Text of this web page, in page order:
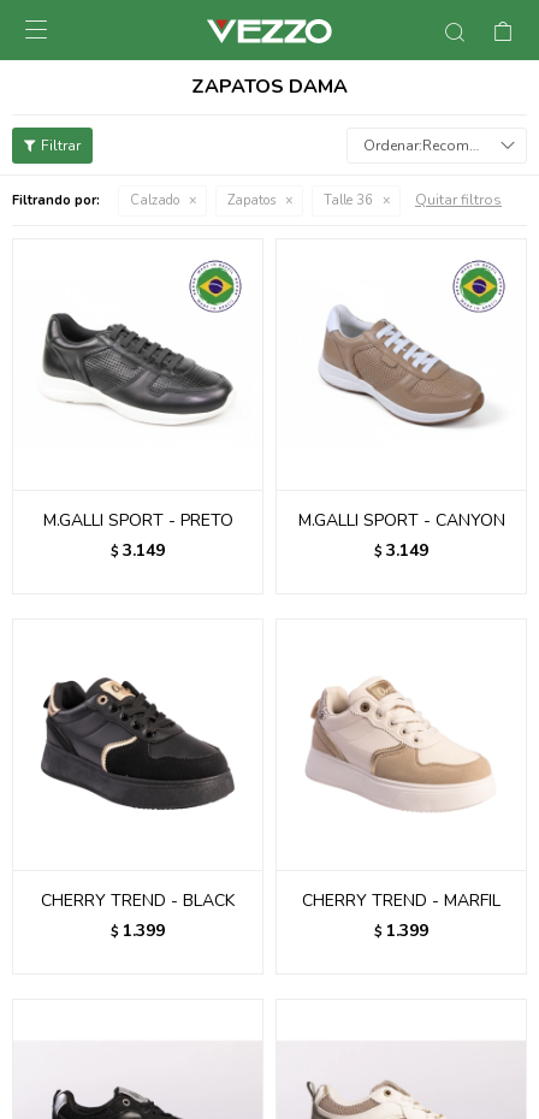

ZAPATOS DAMA
Recomendados
Filtrando por: Calzado Zapatos Talle 36 Quitar filtros
M.GALLI SPORT - PRETO
$ 3.149
M.GALLI SPORT - CANYON
$ 3.149
CHERRY TREND - BLACK
$ 1.399
CHERRY TREND - MARFIL
$ 1.399